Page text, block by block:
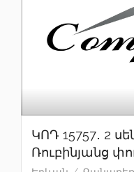
ԿՈԴ 15757․ 2
Ռուբինյանց